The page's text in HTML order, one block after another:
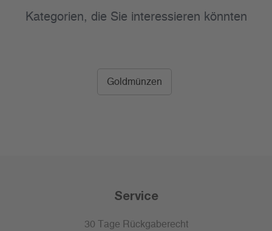
Kategorien, die Sie interessieren könnten
Goldmünzen
Service
30 Tage Rückgaberecht